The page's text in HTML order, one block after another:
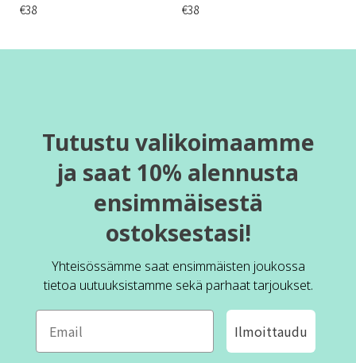
€38 €38
Tutustu valikoimaamme
ja saat 10% alennusta
ensimmäisestä
ostoksestasi!
Yhteisössämme saat ensimmäisten joukossa
tietoa uutuuksistamme sekä parhaat tarjoukset.
Ilmoittaudu